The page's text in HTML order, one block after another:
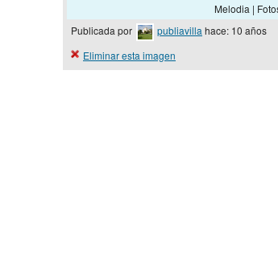
Melodia |
Publicada por publiavilla hace: 10 años
Eliminar esta imagen